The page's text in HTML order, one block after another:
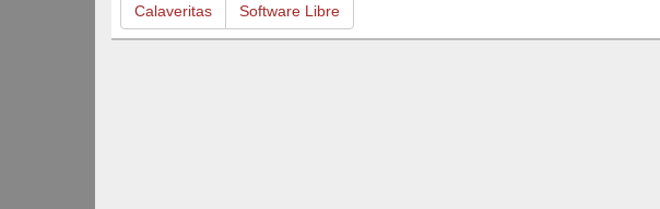
Calaveritas Software Libre